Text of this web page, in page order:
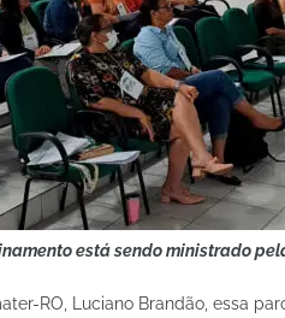
está sendo ministrado
RO, Luciano Brandão, essa